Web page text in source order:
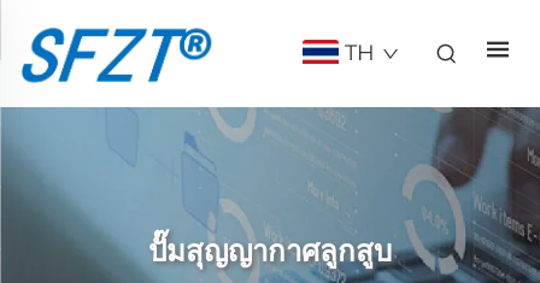
TH
ปั๊มสุญญากาศลูกสูบ